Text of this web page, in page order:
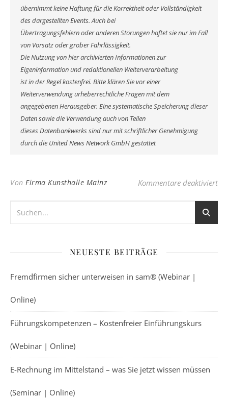
übernimmt keine Haftung für die Korrektheit oder Vollständigkeit
des dargestellten Events. Auch bei
Übertragungsfehlern oder anderen Störungen haftet sie nur im Fall
von Vorsatz oder grober Fahrlässigkeit.
Die Nutzung von hier archivierten Informationen zur
Eigeninformation und redaktionellen Weiterverarbeitung
ist in der Regel kostenfrei. Bitte klären Sie vor einer
Weiterverwendung urheberrechtliche Fragen mit dem
angegebenen Herausgeber. Eine systematische Speicherung dieser
Daten sowie die Verwendung auch von Teilen
dieses Datenbankwerks sind nur mit schriftlicher Genehmigung
durch die United News Network GmbH gestattet
Von Firma Kunsthalle Mainz Kommentare deaktiviert
NEUESTE BEITRÄGE
Fremdfirmen sicher unterweisen in sam® (Webinar |
Online)
Führungskompetenzen – Kostenfreier Einführungskurs
(Webinar | Online)
E-Rechnung im Mittelstand – was Sie jetzt wissen müssen
(Seminar | Online)